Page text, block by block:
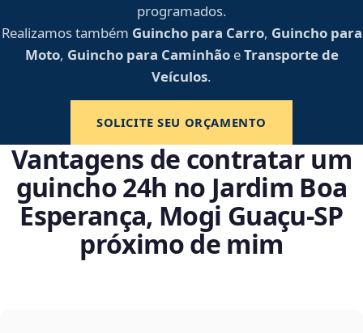
programados.
Realizamos também Guincho para Carro, Guincho para
Moto, Guincho para CaminhãoeTransporte de
Veículos.
SOLICITE SEU ORÇAMENTO
Vantagens de contratar um
guincho 24h no Jardim Boa
Esperança, Mogi Guaçu‑SP
próximo de mim